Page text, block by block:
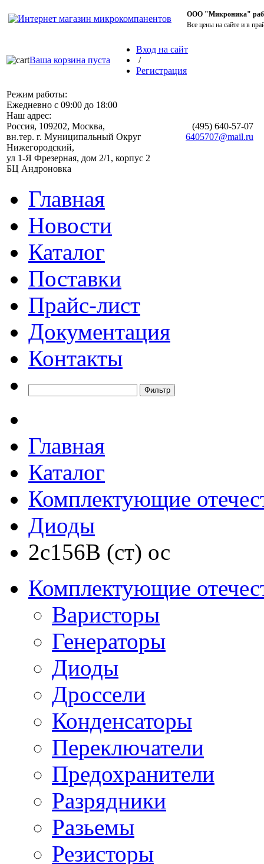
ООО "Микроника"
Все цены на сайте и в
Ваша корзина пуста
Вход на сайт
/
Регистрация
Режим работы:
Ежедневно с 09:00 до 18:00
Наш адрес:
Россия, 109202, Москва,
вн.тер. г. Муниципальный Округ
Нижегородский,
ул 1-Я Фрезерная, дом 2/1, корпус 2
БЦ Андроновка
(495) 640-57-07
6405707@mail.ru
Главная
Новости
Каталог
Поставки
Прайс-лист
Документация
Контакты
Главная
Каталог
Комплектующие
Диоды
2с156В (ст) ос
Комплектующие
Варисторы
Генераторы
Диоды
Дроссели
Конденсаторы
Переключатели
Предохранители
Разрядники
Разьемы
Резисторы